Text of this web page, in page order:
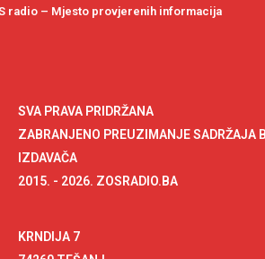
radio – Mjesto provjerenih informacija
SVA PRAVA PRIDRŽANA
ZABRANJENO PREUZIMANJE SADRŽAJA
IZDAVAČA
2015. - 2026. ZOSRADIO.BA
KRNDIJA 7